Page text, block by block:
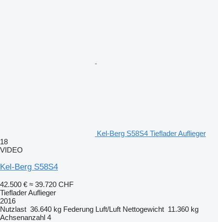
Kel-Berg S58S4 Tieflader Auflieger
18
VIDEO
Kel-Berg S58S4
42.500 € ≈ 39.720 CHF
Tieflader Auflieger
2016
Nutzlast 36.640 kg Federung Luft/Luft Nettogewicht 11.360 kg
Achsenanzahl 4